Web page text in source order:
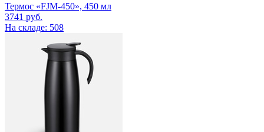
Термос «FJM-450», 450 мл
3741 руб.
На складе: 508